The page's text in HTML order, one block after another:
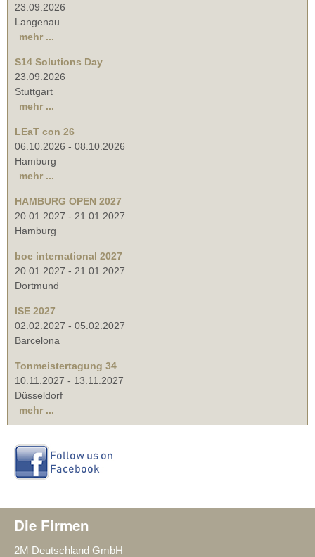
23.09.2026
Langenau
mehr ...
S14 Solutions Day
23.09.2026
Stuttgart
mehr ...
LEaT con 26
06.10.2026 - 08.10.2026
Hamburg
mehr ...
HAMBURG OPEN 2027
20.01.2027 - 21.01.2027
Hamburg
boe international 2027
20.01.2027 - 21.01.2027
Dortmund
ISE 2027
02.02.2027 - 05.02.2027
Barcelona
Tonmeistertagung 34
10.11.2027 - 13.11.2027
Düsseldorf
mehr ...
Die Firmen
2M Deutschland GmbH